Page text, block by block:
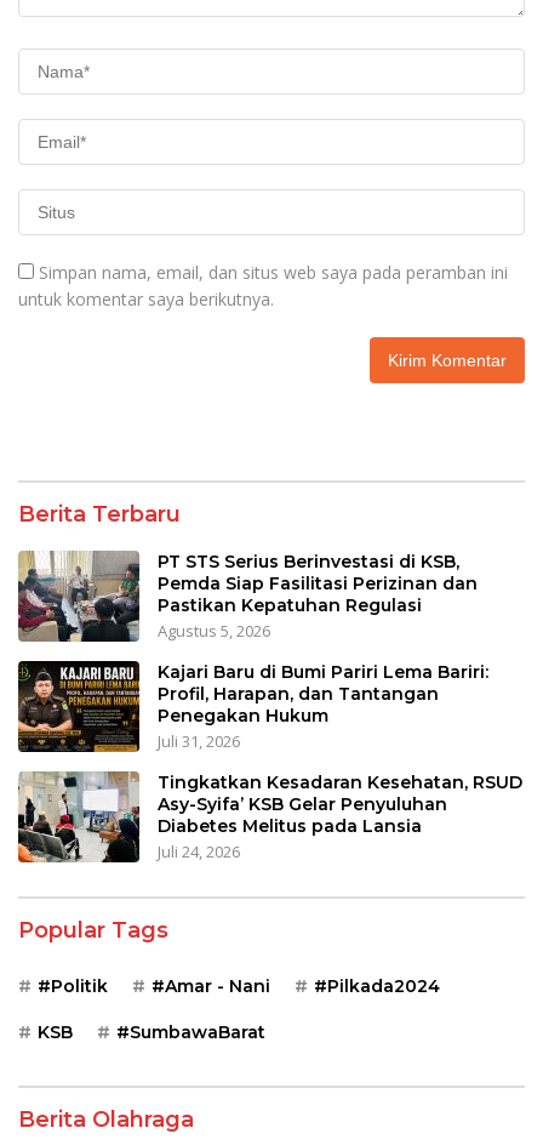
Simpan nama, email, dan situs web saya pada peramban ini
untuk komentar saya berikutnya.
Berita Terbaru
PT STS Serius Berinvestasi di KSB,
Pemda Siap Fasilitasi Perizinan dan
Pastikan Kepatuhan Regulasi
Agustus 5, 2026
Kajari Baru di Bumi Pariri Lema Bariri:
Profil, Harapan, dan Tantangan
Penegakan Hukum
Juli 31, 2026
Tingkatkan Kesadaran Kesehatan, RSUD
Asy-Syifa’ KSB Gelar Penyuluhan
Diabetes Melitus pada Lansia
Juli 24, 2026
Popular Tags
#Politik #Amar - Nani #Pilkada2024
KSB #SumbawaBarat
Berita Olahraga